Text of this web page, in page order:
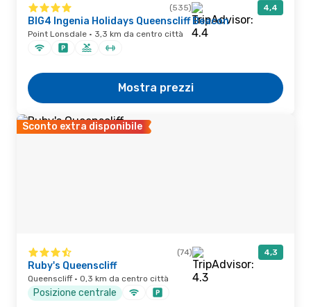
(535) 4,4
BIG4 Ingenia Holidays Queenscliff Beacon
Point Lonsdale · 3,3 km da centro città
Mostra prezzi
Sconto extra disponibile
(74) 4,3
Ruby's Queenscliff
Queenscliff · 0,3 km da centro città
Posizione centrale